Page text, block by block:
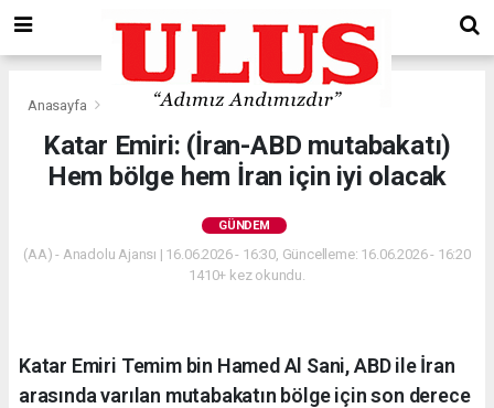
Anasayfa Gündem
Katar Emiri: (İran-ABD mutabakatı)
Hem bölge hem İran için iyi olacak
GÜNDEM
(AA) - Anadolu Ajansı | 16.06.2026 - 16:30, Güncelleme: 16.06.2026 - 16:20
1410+ kez okundu.
Katar Emiri Temim bin Hamed Al Sani, ABD ile İran
arasında varılan mutabakatın bölge için son derece